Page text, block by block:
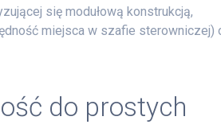
się modułową konstrukcją,
miejsca w szafie sterowniczej)
do prostych